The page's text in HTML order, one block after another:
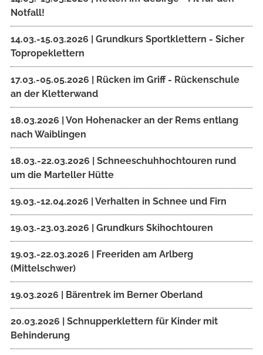
Notfall!
14.03.-15.03.2026 | Grundkurs Sportklettern - Sicher
Topropeklettern
17.03.-05.05.2026 | Rücken im Griff - Rückenschule
an der Kletterwand
18.03.2026 | Von Hohenacker an der Rems entlang
nach Waiblingen
18.03.-22.03.2026 | Schneeschuhhochtouren rund
um die Marteller Hütte
19.03.-12.04.2026 | Verhalten in Schnee und Firn
19.03.-23.03.2026 | Grundkurs Skihochtouren
19.03.-22.03.2026 | Freeriden am Arlberg
(Mittelschwer)
19.03.2026 | Bärentrek im Berner Oberland
20.03.2026 | Schnupperklettern für Kinder mit
Behinderung